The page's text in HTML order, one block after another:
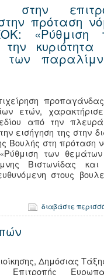
στην
πρόταση
«Ρύθμιση
κυριότητα
των
ετών,
από την
εισήγηση της στην
Βουλής στη πρόταση
των
Βιστωνίδας
στους
διαβάστε
Δημόσιας
Επιτροπής